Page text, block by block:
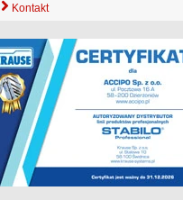
Kontakt